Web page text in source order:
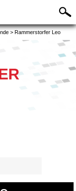
> Rammerstorfer Leo